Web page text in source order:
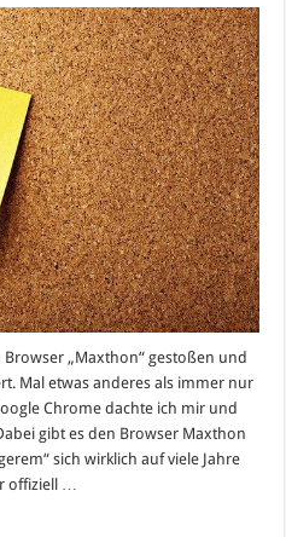
„Maxthon“ gestoßen und
Mal etwas anderes als immer nur
Chrome dachte ich mir und
gibt es den Browser Maxthon
sich wirklich auf viele Jahre
offiziell …